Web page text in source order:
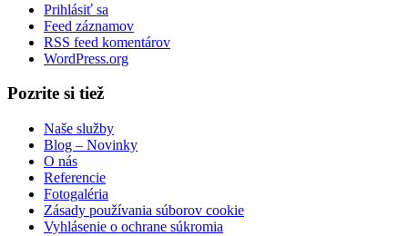
Prihlásiť sa
Feed záznamov
RSS feed komentárov
WordPress.org
Pozrite si tiež
Naše služby
Blog – Novinky
O nás
Referencie
Fotogaléria
Zásady používania súborov cookie
Vyhlásenie o ochrane súkromia